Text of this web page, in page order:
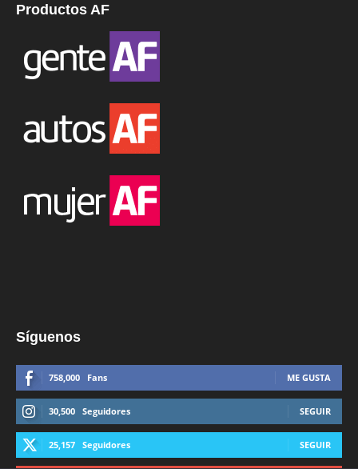
Productos AF
Síguenos
758,000 Fans ME GUSTA
30,500 Seguidores SEGUIR
25,157 Seguidores SEGUIR